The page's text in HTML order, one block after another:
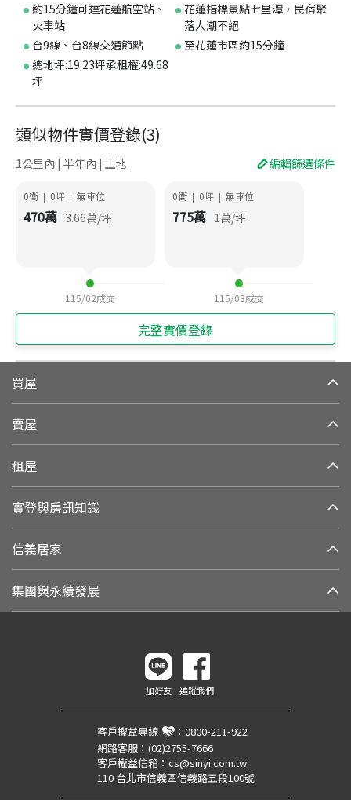
約15分鐘可達花蓮航空站、
火車站
花蓮指標景點七星潭，民宿聚
落人潮不絕
台9線、台8線交通節點
至花蓮市區約15分鐘
總地坪:19.23坪承租權:49.68
坪
類似物件實價登錄(3)
1公里內 | 半年內 | 土地 編輯篩選條件
0衛 | 0坪 | 無車位
470萬 3.66萬/坪
115/02成交
0衛 | 0坪 | 無車位
775萬 1萬/坪
115/03成交
完整實價登錄
買屋
賣屋
租屋
實登與房訊知識
信義居家
集團與永續發展
加好友 追蹤我們
客戶權益專線 ： 0800-211-922
網路客服： (02)2755-7666
客戶權益信箱： cs@sinyi.com.tw
110 台北市信義區信義路五段100號